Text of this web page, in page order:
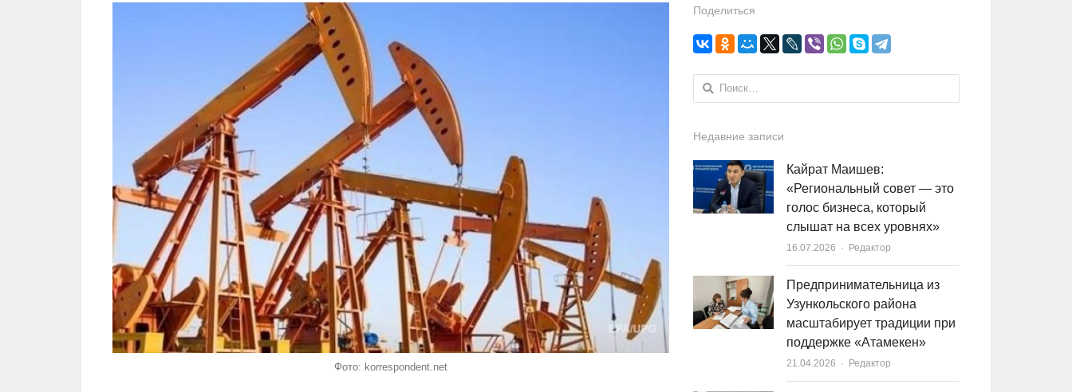
Фото: korrespondent.net
Поделиться
Найти:
Недавние записи
Кайрат Маишев:
«Региональный совет — это
голос бизнеса, который
слышат на всех уровнях»
16.07.2026 Author
Редактор
Предпринимательница из
Узункольского района
масштабирует традиции при
поддержке «Атамекен»
21.04.2026 Author
Редактор